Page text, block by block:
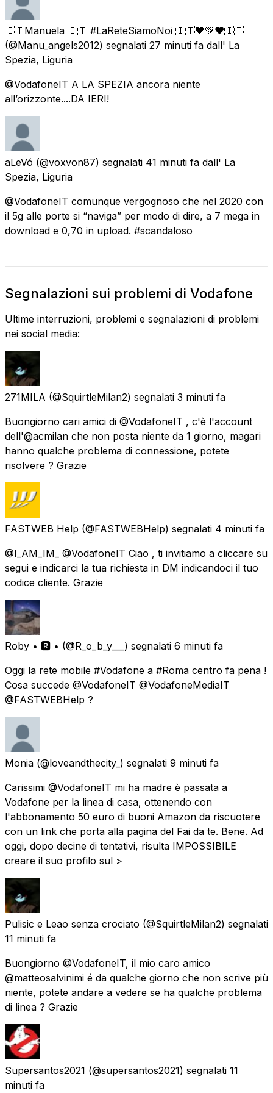
🇮🇹Manuela 🇮🇹 #LaReteSiamoNoi 🇮🇹🖤💚❤️🇮🇹
(@Manu_angels2012) segnalati 27 minuti fa dall' La
Spezia, Liguria
@VodafoneIT A LA SPEZIA ancora niente
all’orizzonte....DA IERI!
aLeVó (@voxvon87) segnalati 41 minuti fa dall' La
Spezia, Liguria
@VodafoneIT comunque vergognoso che nel 2020 con
il 5g alle porte si “naviga” per modo di dire, a 7 mega in
download e 0,70 in upload. #scandaloso
Segnalazioni sui problemi di Vodafone
Ultime interruzioni, problemi e segnalazioni di problemi
nei social media:
271MILA (@SquirtleMilan2) segnalati 3 minuti fa
Buongiorno cari amici di @VodafoneIT , c'è l'account
dell'@acmilan che non posta niente da 1 giorno, magari
hanno qualche problema di connessione, potete
risolvere ? Grazie
FASTWEB Help (@FASTWEBHelp) segnalati 4 minuti fa
@I_AM_IM_ @VodafoneIT Ciao , ti invitiamo a cliccare su
segui e indicarci la tua richiesta in DM indicandoci il tuo
codice cliente. Grazie
Roby • 🆁 • (@R_o_b_y___) segnalati 6 minuti fa
Oggi la rete mobile #Vodafone a #Roma centro fa pena !
Cosa succede @VodafoneIT @VodafoneMediaIT
@FASTWEBHelp ?
Monia (@loveandthecity_) segnalati 9 minuti fa
Carissimi @VodafoneIT mi ha madre è passata a
Vodafone per la linea di casa, ottenendo con
l'abbonamento 50 euro di buoni Amazon da riscuotere
con un link che porta alla pagina del Fai da te. Bene. Ad
oggi, dopo decine di tentativi, risulta IMPOSSIBILE
creare il suo profilo sul >
Pulisic e Leao senza crociato (@SquirtleMilan2) segnalati
11 minuti fa
Buongiorno @VodafoneIT, il mio caro amico
@matteosalvinimi é da qualche giorno che non scrive più
niente, potete andare a vedere se ha qualche problema
di linea ? Grazie
Supersantos2021 (@supersantos2021) segnalati 11
minuti fa